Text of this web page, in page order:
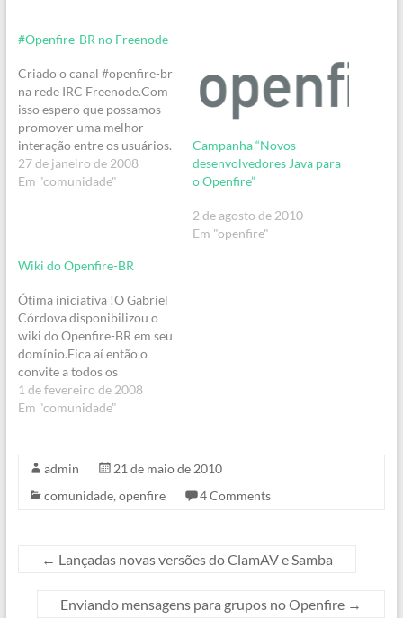
#Openfire-BR no Freenode
Criado o canal #openfire-br
na rede IRC Freenode.Com
isso espero que possamos
promover uma melhor
interação entre os usuários.
Além disso, quem sabe esse
não seja o primeiro passo
27 de janeiro de 2008
Em "comunidade"
Campanha “Novos
desenvolvedores Java para
o Openfire”
2 de agosto de 2010
Em "openfire"
Wiki do Openfire-BR
Ótima iniciativa !O Gabriel
Córdova disponibilizou o
wiki do Openfire-BR em seu
domínio.Fica aí então o
convite a todos os
interessados para que
visitem e participem,
interessantes sobre o
wiki recém foi
1 de fevereiro de 2008
Em "comunidade"
admin
21 de maio de 2010
comunidade, openfire 4 Comments
← Lançadas novas versões do ClamAV e Samba
Enviando mensagens para grupos no Openfire →